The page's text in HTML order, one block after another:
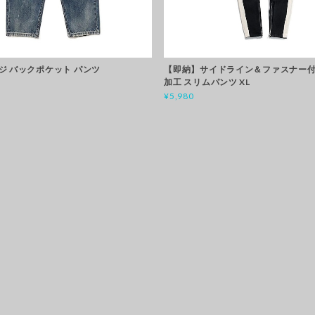
バックポケット パンツ
【即納】サイドライン＆ファスナー
加工 スリムパンツ XL
¥5,980